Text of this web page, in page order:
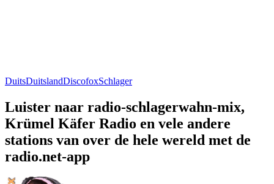
DuitsDuitslandDiscofoxSchlager
Luister naar radio-schlagerwahn-mix,
Krümel Käfer Radio en vele andere
stations van over de hele wereld met de
radio.net-app